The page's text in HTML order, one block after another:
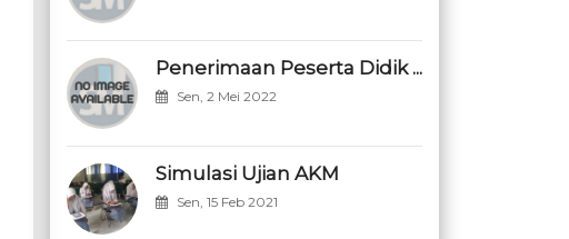
Penerimaan Peserta Didik ...
Sen, 2 Mei 2022
Simulasi Ujian AKM
Sen, 15 Feb 2021